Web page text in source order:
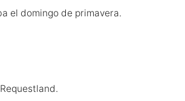
el domingo de primavera.